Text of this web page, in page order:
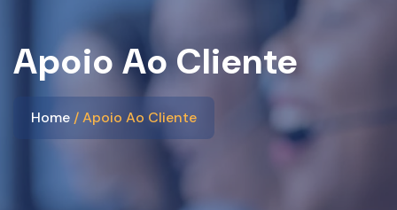
Apoio Ao Cliente
Home Apoio Ao Cliente